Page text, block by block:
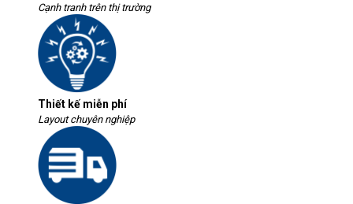
Cạnh tranh trên thị trường
Thiết kế miễn phí
Layout chuyên nghiệp